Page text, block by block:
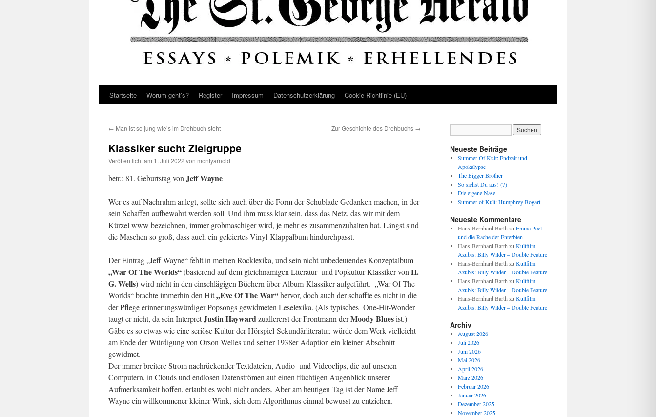
Startseite Worum geht’s? Register Impressum Datenschutz­erklärung Cookie-Richtlinie (EU)
← Man ist so jung wie’s im Drehbuch steht Zur Geschichte des Drehbuchs →
Klassiker sucht Zielgruppe
Veröffentlicht am 1. Juli 2022 von montyarnold
betr.: 81. Geburtstag von Jeff Wayne
Wer es auf Nachruhm anlegt, sollte sich auch über die Form der Schublade Gedanken machen, in der
sein Schaffen aufbewahrt werden soll. Und ihm muss klar sein, dass das Netz, das wir mit dem
Kürzel www bezeichnen, immer grobmaschiger wird, je mehr es zusammenzuhalten hat. Längst sind
die Maschen so groß, dass auch ein gefeiertes Vinyl-Klappalbum hindurchpasst.
Der Eintrag „Jeff Wayne“ fehlt in meinen Rocklexika, und sein nicht unbedeutendes Konzeptalbum
„War Of The Worlds“(basierend auf dem gleichnamigen Literatur- und Popkultur-Klassiker von H.
G. Wells) wird nicht in den einschlägigen Büchern über Album-Klassiker aufgeführt. „War Of The
Worlds“ brachte immerhin den Hit„Eve Of The War“hervor, doch auch der schaffte es nicht in die
der Pflege erinnerungswürdiger Popsongs gewidmeten Leselexika. (Als typisches One-Hit-Wonder
taugt er nicht, da sein InterpretJustin Haywardzuallererst der Frontmann derMoody Bluesist.)
Gäbe es so etwas wie eine seriöse Kultur der Hörspiel-Sekundärliteratur, würde dem Werk vielleicht
am Ende der Würdigung von Orson Welles und seiner 1938er Adaption ein kleiner Abschnitt
gewidmet.
Der immer breitere Strom nachrückender Textdateien, Audio- und Videoclips, die auf unseren
Computern, in Clouds und endlosen Datenströmen auf einen flüchtigen Augenblick unserer
Aufmerksamkeit hoffen, erlaubt es wohl nicht anders. Aber am heutigen Tag ist der Name Jeff
Wayne ein willkommener kleiner Wink, sich dem Algorithmus einmal bewusst zu entziehen.
Neueste Beiträge
Summer Of Kult: Endzeit und
Apokalypse
The Bigger Brother
So siehst Du aus! (7)
Die eigene Nase
Summer of Kult: Humphrey Bogart
Neueste Kommentare
Hans-Bernhard Barth zu Emma Peel
und die Rache der Enterbten
Hans-Bernhard Barth zu Kultfilm
Azubis: Billy Wilder – Double Feature
Hans-Bernhard Barth zu Kultfilm
Azubis: Billy Wilder – Double Feature
Hans-Bernhard Barth zu Kultfilm
Azubis: Billy Wilder – Double Feature
Hans-Bernhard Barth zu Kultfilm
Azubis: Billy Wilder – Double Feature
Archiv
August 2026
Juli 2026
Juni 2026
Mai 2026
April 2026
März 2026
Februar 2026
Januar 2026
Dezember 2025
November 2025